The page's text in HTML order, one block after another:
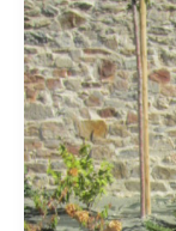
entre
copains